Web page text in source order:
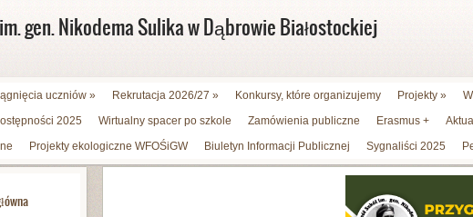
im. gen. Nikodema Sulika w Dąbrowie Białostockiej
uczniów » Rekrutacja 2026/27 » Konkursy, które organizujemy Projekty »
2025
Wirtualny spacer po szkole Zamówienia publiczne Erasmus +
Projekty ekologiczne WFOŚiGW Biuletyn Informacji Publicznej Sygnaliści 2025